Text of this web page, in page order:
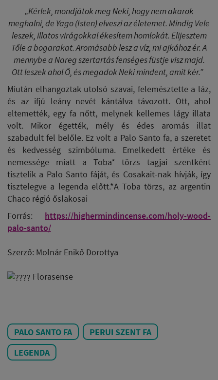
„Kérlek, mondjátok meg Neki, hogy nem akarok
meghalni, de Yago (Isten) elveszi az életemet. Mindig Vele
leszek, illatos virágokkal ékesítem homlokát. Elijesztem
Tőle a bogarakat. Aromásabb lesz a víz, mi ajkához ér. A
mennybe a Nareg szertartás fenséges füstje visz majd.
Ott leszek ahol Ő, és megadok Neki mindent, amit kér.”
Miután elhangoztak utolsó szavai, felemésztette a láz,
és az ifjú leány nevét kántálva távozott. Ott, ahol
eltemették, egy fa nőtt, melynek kellemes lágy illata
volt. Mikor égették, mély és édes aromás illat
szabadult fel belőle. Ez volt a Palo Santo fa, a szeretet
és kedvesség szimbóluma. Emelkedett értéke és
nemessége miatt a Toba* törzs tagjai szentként
tisztelik a Palo Santo fáját, és Cosakait-nak hívják, így
tisztelegve a legenda előtt.*A Toba törzs, az argentin
Chaco régió őslakosai
Forrás: https://highermindincense.com/holy-wood-
palo-santo/
Szerző: Molnár Enikő Dorottya
Florasense
PALO SANTO FA
PERUI SZENT FA
LEGENDA